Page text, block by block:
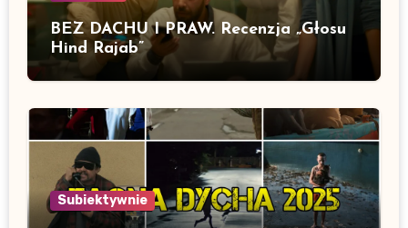
BEZ DACHU I PRAW. Recenzja „Głosu
Hind Rajab”
Subiektywnie